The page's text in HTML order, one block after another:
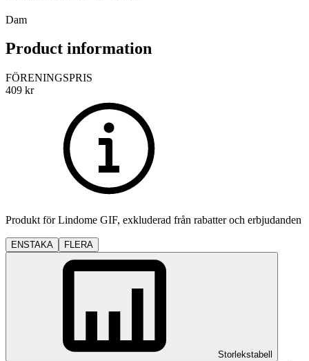
Dam
Product information
FÖRENINGSPRIS
409 kr
Produkt förLindome GIF, exkluderad från rabatter och erbjudanden
ENSTAKA FLERA
Storlekstabell